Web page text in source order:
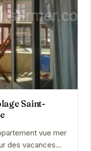
Saint-
vue mer
des vacances